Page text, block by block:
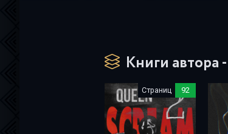
Книги автора
Страниц 92